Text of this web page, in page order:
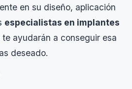
en su diseño, aplicación
especialistas en implantes
te ayudarán a conseguir esa
deseado.